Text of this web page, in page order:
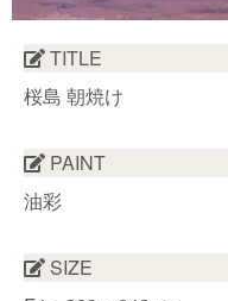
TITLE
桜島 朝焼け
PAINT
油彩
SIZE